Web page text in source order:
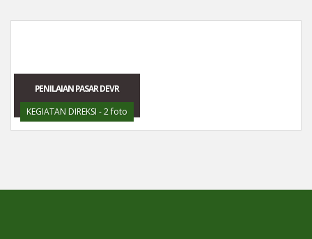
PENILAIAN PASAR DEVR
KEGIATAN DIREKSI - 2 foto